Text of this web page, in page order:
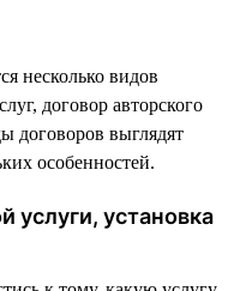
несколько видов
договор авторского
договоров выглядят
особенностей.
установка